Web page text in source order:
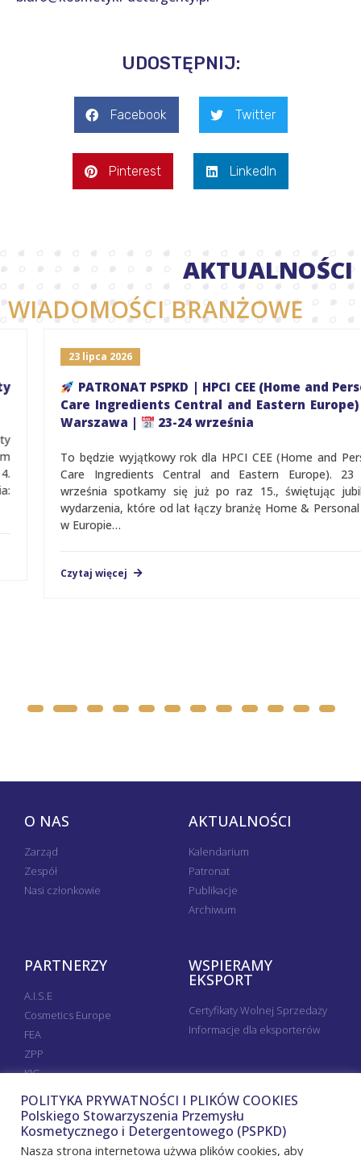
UDOSTĘPNIJ:
Facebook Twitter
Pinterest LinkedIn
AKTUALNOŚCI
WIADOMOŚCI BRANŻOWE
23 lipca 2026
PATRONAT PSPKD | HPCI CEE (Home and Personal
Care Ingredients Central and Eastern Europe) |
Warszawa |
23-24 września
To będzie wyjątkowy rok dla HPCI CEE (Home and Personal
Care Ingredients Central and Eastern Europe). 23 i 24
września spotkamy się już po raz 15., świętując jubileusz
wydarzenia, które od lat łączy branżę Home & Personal Care
w Europie…
Czytaj więcej
O NAS
Zarząd
Zespół
Nasi członkowie
AKTUALNOŚCI
Kalendarium
Patronat
Publikacje
Archiwum
PARTNERZY
A.I.S.E
Cosmetics Europe
FEA
ZPP
KIG
WSPIERAMY
EKSPORT
Certyfikaty Wolnej Sprzedaży
Informacje dla eksporterów
POLITYKA PRYWATNOŚCI I PLIKÓW COOKIES
Polskiego Stowarzyszenia Przemysłu
Kosmetycznego i Detergentowego (PSPKD)
Nasza strona internetowa używa plików cookies, aby